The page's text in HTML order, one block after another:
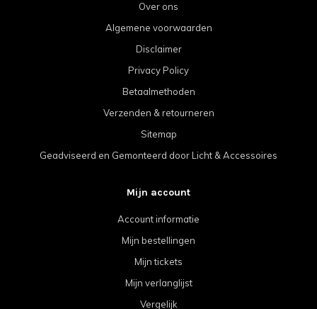
Over ons
Algemene voorwaarden
Disclaimer
Privacy Policy
Betaalmethoden
Verzenden & retourneren
Sitemap
Geadviseerd en Gemonteerd door Licht & Accessoires
Mijn account
Account informatie
Mijn bestellingen
Mijn tickets
Mijn verlanglijst
Vergelijk